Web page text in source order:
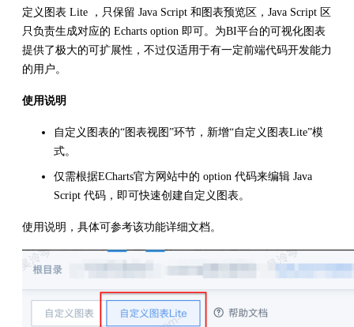
定义图表 Lite ，只保留 Java Script 和图表预览区，Java Script 区
只负责生成对应的 Echarts option 即可。为BI平台的可视化图表
提供了极大的可扩展性，不过仅适用于有一定前端代码开发能力
的用户。
使用说明
自定义图表的“图表视图”环节，新增“自定义图表Lite”模
式。
仅需根据ECharts官方网站中的 option 代码来编辑 Java
Script 代码，即可快速创建自定义图表。
使用说明，具体可参考该功能详细文档。